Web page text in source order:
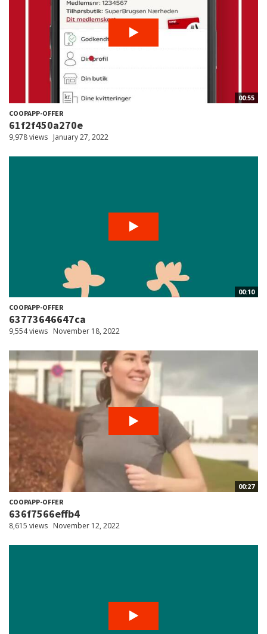
00:55
COOPAPP-OFFER
61f2f450a270e
9,978 views January 27, 2022
00:10
COOPAPP-OFFER
63773646647ca
9,554 views November 18, 2022
00:27
COOPAPP-OFFER
636f7566effb4
8,615 views November 12, 2022